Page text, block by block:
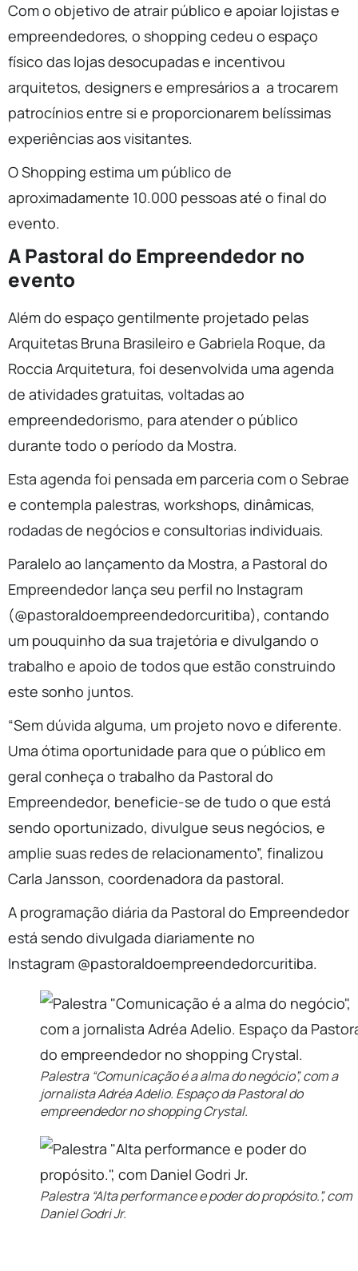
Com o objetivo de atrair público e apoiar lojistas e
empreendedores, o shopping cedeu o espaço
físico das lojas desocupadas e incentivou
arquitetos, designers e empresários a a trocarem
patrocínios entre si e proporcionarem belíssimas
experiências aos visitantes.
O Shopping estima um público de
aproximadamente 10.000 pessoas até o final do
evento.
A Pastoral do Empreendedor no
evento
Além do espaço gentilmente projetado pelas
Arquitetas Bruna Brasileiro e Gabriela Roque, da
Roccia Arquitetura, foi desenvolvida uma agenda
de atividades gratuitas, voltadas ao
empreendedorismo, para atender o público
durante todo o período da Mostra.
Esta agenda foi pensada em parceria com o Sebrae
e contempla palestras, workshops, dinâmicas,
rodadas de negócios e consultorias individuais.
Paralelo ao lançamento da Mostra, a Pastoral do
Empreendedor lança seu perfil no Instagram
(@pastoraldoempreendedorcuritiba), contando
um pouquinho da sua trajetória e divulgando o
trabalho e apoio de todos que estão construindo
este sonho juntos.
“Sem dúvida alguma, um projeto novo e diferente.
Uma ótima oportunidade para que o público em
geral conheça o trabalho da Pastoral do
Empreendedor, beneficie-se de tudo o que está
sendo oportunizado, divulgue seus negócios, e
amplie suas redes de relacionamento”, finalizou
Carla Jansson, coordenadora da pastoral.
A programação diária da Pastoral do Empreendedor
está sendo divulgada diariamente no
Instagram @pastoraldoempreendedorcuritiba.
Palestra “Comunicação é a alma do negócio”, com a
jornalista Adréa Adelio. Espaço da Pastoral do
empreendedor no shopping Crystal.
Palestra “Alta performance e poder do propósito.”, com
Daniel Godri Jr.